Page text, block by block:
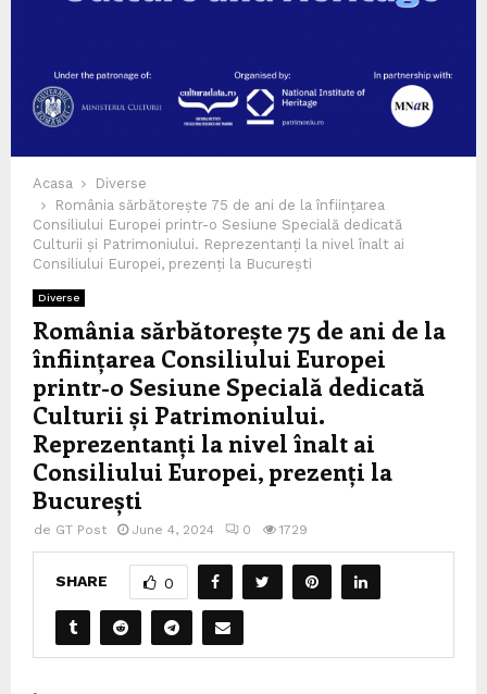
Acasa
Diverse
România sărbătorește 75 de ani de la înființarea
Consiliului Europei printr-o Sesiune Specială dedicată
Culturii și Patrimoniului. Reprezentanți la nivel înalt ai
Consiliului Europei, prezenți la București
Diverse
România sărbătorește 75 de ani de la
înființarea Consiliului Europei
printr-o Sesiune Specială dedicată
Culturii și Patrimoniului.
Reprezentanți la nivel înalt ai
Consiliului Europei, prezenți la
București
de GT Post June 4, 2024 0 1729
SHARE 0